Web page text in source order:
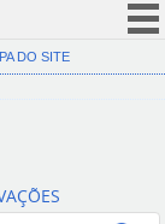
(COVID-19)
Canais
DO SITE